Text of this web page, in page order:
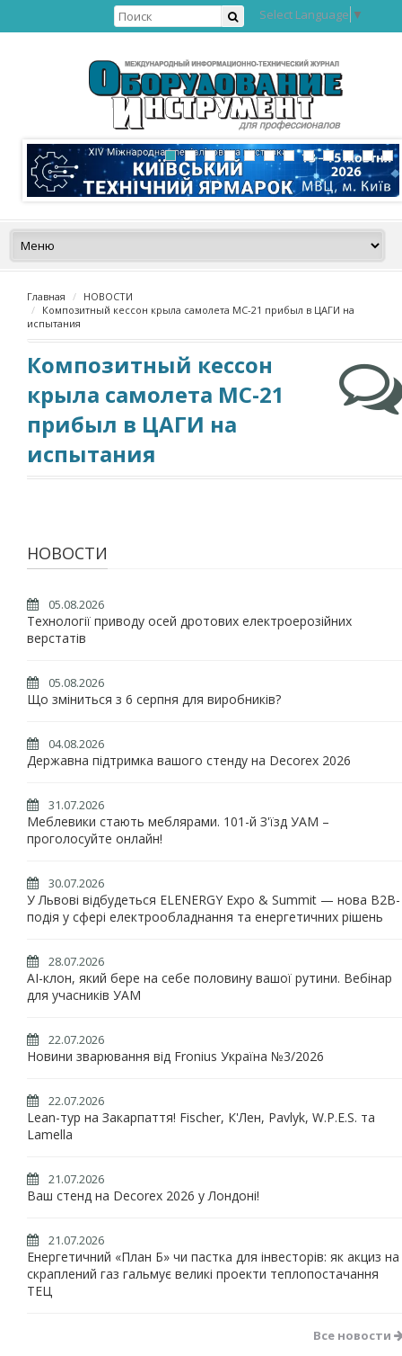
Select Language ▼
Главная
НОВОСТИ
Композитный кессон крыла самолета МС-21 прибыл в ЦАГИ на
испытания
Композитный кессон
крыла самолета МС-21
прибыл в ЦАГИ на
испытания
НОВОСТИ
05.08.2026
Технології приводу осей дротових електроерозійних
верстатів
05.08.2026
Що зміниться з 6 серпня для виробників?
04.08.2026
Державна підтримка вашого стенду на Decorex 2026
31.07.2026
Меблевики стають меблярами. 101-й З'їзд УАМ –
проголосуйте онлайн!
30.07.2026
У Львові відбудеться ELENERGY Expo & Summit — нова B2B-
подія у сфері електрообладнання та енергетичних рішень
28.07.2026
AI-клон, який бере на себе половину вашої рутини. Вебінар
для учасників УАМ
22.07.2026
Новини зварювання від Fronius Україна №3/2026
22.07.2026
Lean-тур на Закарпаття! Fischer, К'Лен, Pavlyk, W.P.E.S. та
Lamella
21.07.2026
Ваш стенд на Decorex 2026 у Лондоні!
21.07.2026
Енергетичний «План Б» чи пастка для інвесторів: як акциз на
скраплений газ гальмує великі проекти теплопостачання
ТЕЦ
Все новости